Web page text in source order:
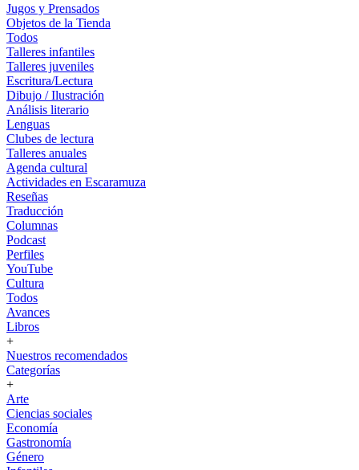
Jugos y Prensados
Objetos de la Tienda
Todos
Talleres infantiles
Talleres juveniles
Escritura/Lectura
Dibujo / Ilustración
Análisis literario
Lenguas
Clubes de lectura
Talleres anuales
Agenda cultural
Actividades en Escaramuza
Reseñas
Traducción
Columnas
Podcast
Perfiles
YouTube
Cultura
Todos
Avances
Libros
+
Nuestros recomendados
Categorías
+
Arte
Ciencias sociales
Economía
Gastronomía
Género